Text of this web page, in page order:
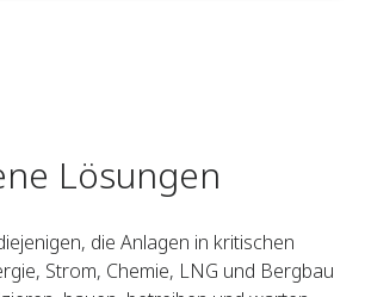
Lösungen
die Anlagen in kritischen
Strom, Chemie, LNG und Bergbau